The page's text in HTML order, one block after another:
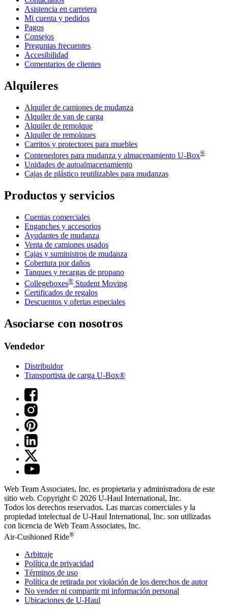
Asistencia en carretera
Mi cuenta y pedidos
Pagos
Consejos
Preguntas frecuentes
Accesibilidad
Comentarios de clientes
Alquileres
Alquiler de camiones de mudanza
Alquiler de van de carga
Alquiler de remolque
Alquiler de remolques
Carritos y protectores para muebles
Contenedores para mudanza y almacenamiento U-Box®
Unidades de autoalmacenamiento
Cajas de plástico reutilizables para mudanzas
Productos y servicios
Cuentas comerciales
Enganches y accesorios
Ayudantes de mudanza
Venta de camiones usados
Cajas y suministros de mudanza
Cobertura por daños
Tanques y recargas de propano
Collegeboxes® Student Moving
Certificados de regalos
Descuentos y ofertas especiales
Asociarse con nosotros
Vendedor
Distribuidor
Transportista de carga U-Box®
Web Team Associates, Inc. es propietaria y administradora de este
sitio web. Copyright © 2026 U-Haul International, Inc.
Todos los derechos reservados. Las marcas comerciales y la
propiedad intelectual de U-Haul International, Inc. son utilizadas
con licencia de Web Team Associates, Inc.
Air-Cushioned Ride®
Arbitraje
Política de privacidad
Términos de uso
Política de retirada por violación de los derechos de autor
No vender ni compartir mi información personal
Ubicaciones de U-Haul